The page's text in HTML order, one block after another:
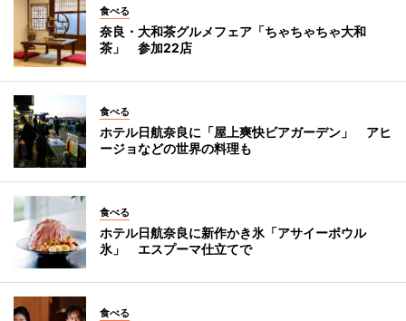
食べる
奈良・大和茶グルメフェア「ちゃちゃちゃ大和
茶」 参加22店
食べる
ホテル日航奈良に「屋上爽快ビアガーデン」 アヒ
ージョなどの世界の料理も
食べる
ホテル日航奈良に新作かき氷「アサイーボウル
氷」 エスプーマ仕立てで
食べる